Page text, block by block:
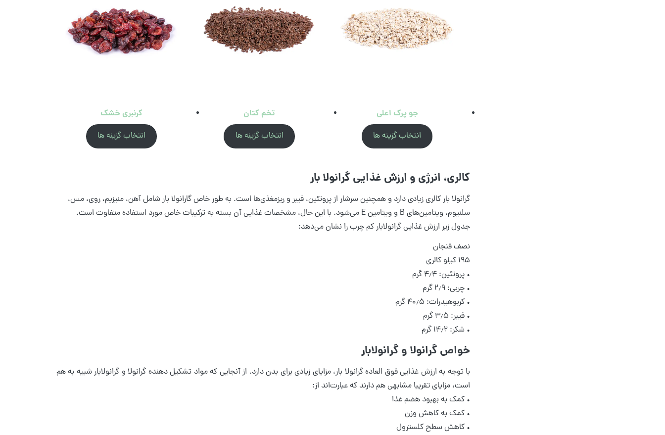
جو پرک اعلی
انتخاب گزینه ها
تخم کتان
انتخاب گزینه ها
کرنبری خشک
انتخاب گزینه ها
کالری، انرژی و ارزش غذایی گرانولا بار
گرانولا بار کالری زیادی دارد و همچنین سرشار از پروتئین، فیبر و ریزمغذی‌ها است. به طور خاص گارانولا بار شامل آهن، منیزیم، روی، مس،
سلنیوم، ویتامین‌های B و ویتامین E می‌شود. با این حال، مشخصات غذایی آن بسته به ترکیبات خاص مورد استفاده متفاوت است.
جدول زیر ارزش غذایی گرانولابار کم چرب را نشان می‌دهد:
نصف فنجان
۱۹۵ کیلو کالری
• پروتئین: ۴٫۴ گرم
• چربی: ۲٫۹ گرم
• کربوهیدرات: ۴۰٫۵ گرم
• فیبر: ۳٫۵ گرم
• شکر: ۱۴٫۲ گرم
خواص گرانولا و گرانولابار
با توجه به ارزش غذایی فوق العاده گرانولا بار، مزایای زیادی برای بدن دارد. از آنجایی که مواد تشکیل دهنده گرانولا و گرانولابار شبیه به هم
است، مزایای تقریبا مشابهی هم دارند که عبارت‌اند از:
• کمک به بهبود هضم غذا
• کمک به کاهش وزن
• کاهش سطح کلسترول